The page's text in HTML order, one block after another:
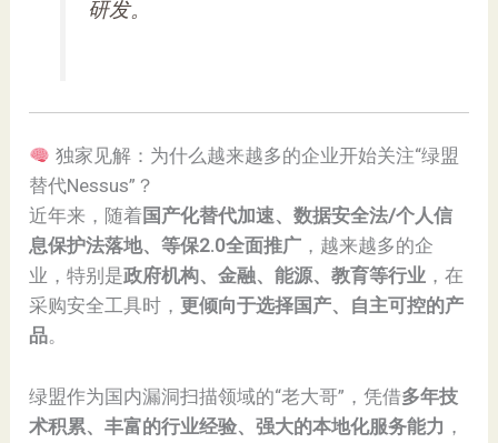
研发。
独家见解：为什么越来越多的企业开始关注“绿盟
替代Nessus”？
近年来，随着国产化替代加速、数据安全法/个人信
息保护法落地、等保2.0全面推广 ，越来越多的企
业，特别是政府机构、金融、能源、教育等行业 ，在
采购安全工具时，更倾向于选择国产、自主可控的产
品。
绿盟作为国内漏洞扫描领域的“老大哥”，凭借多年技
术积累、丰富的行业经验、强大的本地化服务能力 ，